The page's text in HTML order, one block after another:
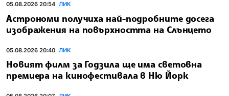
05.08.2026 20:54 ЛИК
Астрономи получиха най-подробните досега
изображения на повърхността на Слънцето
05.08.2026 20:40 ЛИК
Новият филм за Годзила ще има световна
премиера на кинофестивала в Ню Йорк